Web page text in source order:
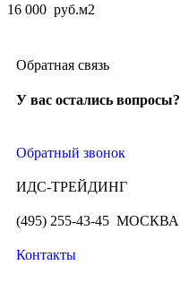
16 000 руб.м2
Обратная связь
У вас остались вопросы?
Обратный звонок
ИДС-ТРЕЙДИНГ
(495) 255-43-45 МОСКВА
Контакты